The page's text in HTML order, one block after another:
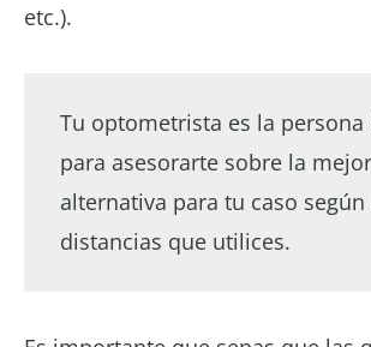
etc.).
Tu optometrista es la persona
para asesorarte sobre la mejor
alternativa para tu caso según
distancias que utilices.